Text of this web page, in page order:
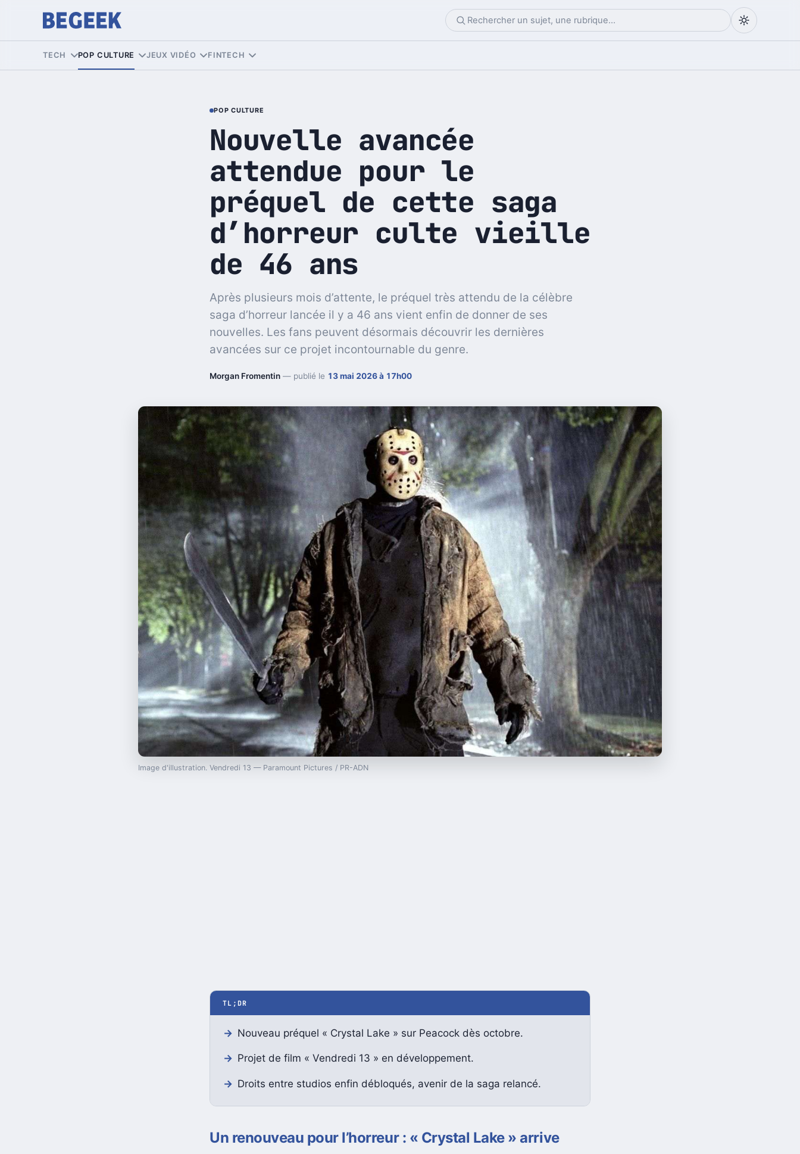
TECH POP CULTURE JEUX VIDÉO FINTECH
POP CULTURE
Nouvelle avancée
attendue pour le
préquel de cette saga
d’horreur culte vieille
de 46 ans
Après plusieurs mois d’attente, le préquel très attendu de la célèbre
saga d’horreur lancée il y a 46 ans vient enfin de donner de ses
nouvelles. Les fans peuvent désormais découvrir les dernières
avancées sur ce projet incontournable du genre.
Morgan Fromentin — publié le 13 mai 2026 à 17h00
Image d'illustration. Vendredi 13 — Paramount Pictures / PR-ADN
TL;DR
Nouveau préquel « Crystal Lake » sur Peacock dès octobre.
Projet de film « Vendredi 13 » en développement.
Droits entre studios enfin débloqués, avenir de la saga relancé.
Un renouveau pour l’horreur : « Crystal Lake » arrive